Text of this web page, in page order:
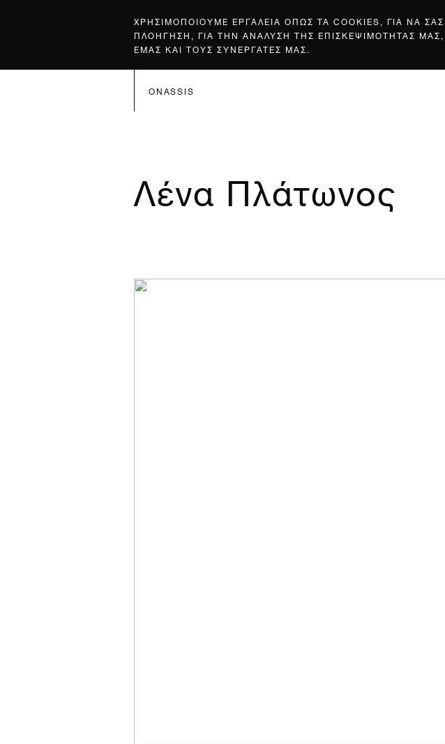
ΧΡΗΣΙΜΟΠΟΙΟΥΜΕ ΕΡΓΑΛΕΙΑ ΟΠΩΣ ΤΑ COOKIES, ΓΙΑ ΝΑ
ΠΛΟΗΓΗΣΗ, ΓΙΑ ΤΗΝ ΑΝΑΛΥΣΗ ΤΗΣ ΕΠΙΣΚΕΨΙΜΟΤΗΤΑΣ
ΕΜΑΣ ΚΑΙ ΤΟΥΣ ΣΥΝΕΡΓΑΤΕΣ ΜΑΣ.
ONASSIS
Λένα Πλάτωνος